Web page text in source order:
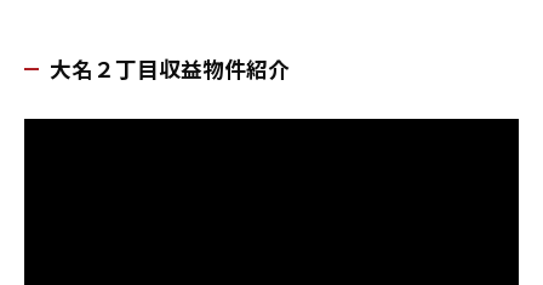
大名２丁目収益物件紹介